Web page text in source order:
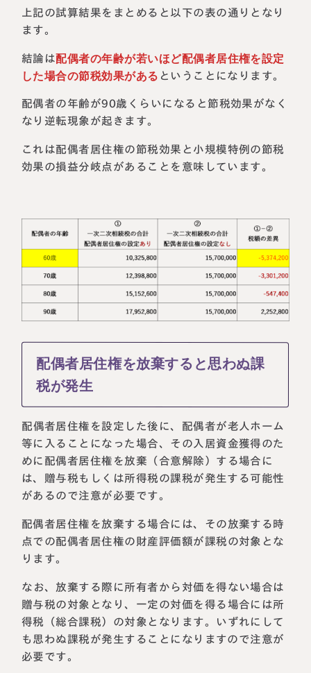
上記の試算結果をまとめると以下の表の通りとなり
ます。
結論は配偶者の年齢が若いほど配偶者居住権を設定
した場合の節税効果がある ということになります。
配偶者の年齢が90歳くらいになると節税効果がなく
なり逆転現象が起きます。
これは配偶者居住権の節税効果と小規模特例の節税
効果の損益分岐点があることを意味しています。
配偶者居住権を放棄すると思わぬ課
税が発生
配偶者居住権を設定した後に、配偶者が老人ホーム
等に入ることになった場合、その入居資金獲得のた
めに配偶者居住権を放棄（合意解除）する場合に
は、贈与税もしくは所得税の課税が発生する可能性
があるので注意が必要です。
配偶者居住権を放棄する場合には、その放棄する時
点での配偶者居住権の財産評価額が課税の対象とな
ります。
なお、放棄する際に所有者から対価を得ない場合は
贈与税の対象となり、一定の対価を得る場合には所
得税（総合課税）の対象となります。いずれにして
も思わぬ課税が発生することになりますので注意が
必要です。